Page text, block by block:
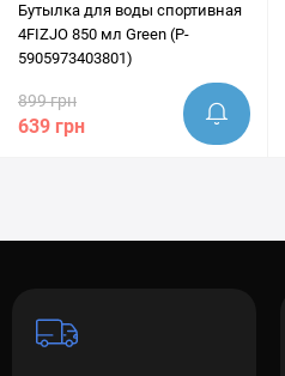
Бутылка для воды спортивная
4FIZJO 850 мл Green (P-
5905973403801)
899 грн
639 грн